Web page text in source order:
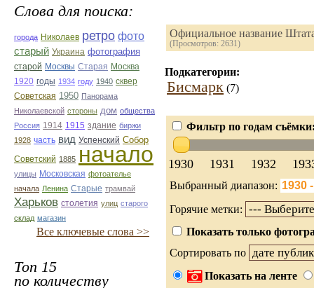
Слова для поиска:
города Николаев ретро фото
старый Украина фотография
старой Москвы Старая Москва
1920 годы 1934 году 1940 сквер
Советская 1950 Панорама
Николаевской стороны дом общества
Россия 1914 1915 здание биржи
1928 часть вид Успенский Собор
Советский 1885 начало
улицы Московская фотоателье
начала Ленина Старые трамвай
Харьков столетия улиц старого
склад магазин
Все ключевые слова >>
Топ 15
по количеству
Официальное название
(Просмотров: 2631)
Подкатегории:
Бисмарк (7)
Фильтр по годам
1930 1931 1932
Выбранный диапазон:
Горячие метки:
Показать только
Сортировать по
Показать на ленте